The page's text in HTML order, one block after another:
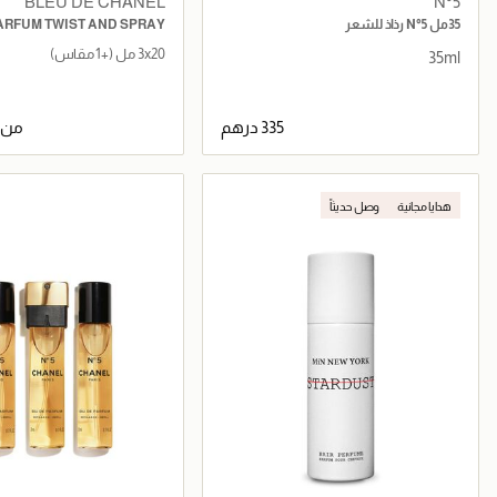
35مل N°5 رذاذ للشعر
35ml
جاري تحميل التفاصيل
TWIST AND SPRAY
3x20 مل (+1 مقاس)
من
جاري تحميل
هدايا مجانية وصل حديثاً